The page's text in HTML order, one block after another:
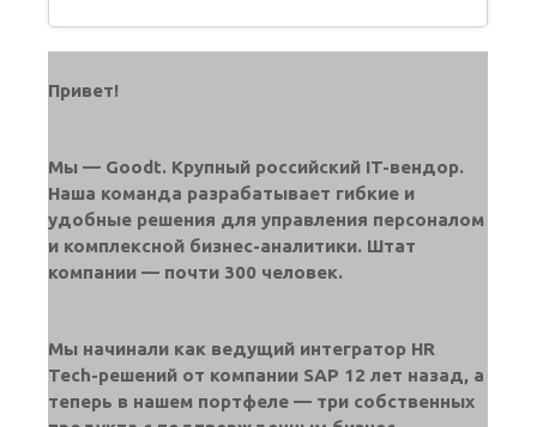
Привет!
Мы — Goodt. Крупный российский IT-вендор.
Наша команда разрабатывает гибкие и
удобные решения для управления персоналом
и комплексной бизнес-аналитики. Штат
компании — почти 300 человек.
Мы начинали как ведущий интегратор HR
Tech-решений от компании SAP 12 лет назад, а
теперь в нашем портфеле — три собственных